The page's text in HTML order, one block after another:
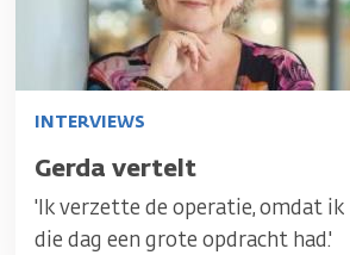
INTERVIEWS
Titel
Gerda vertelt
'Ik verzette de operatie, omdat ik
die dag een grote opdracht had.'